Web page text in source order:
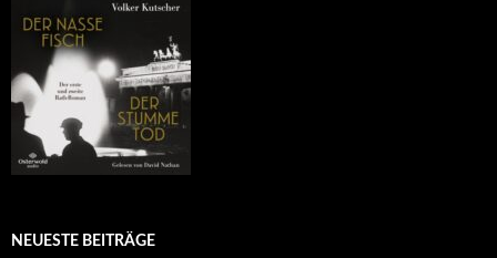
NEUESTE BEITRÄGE